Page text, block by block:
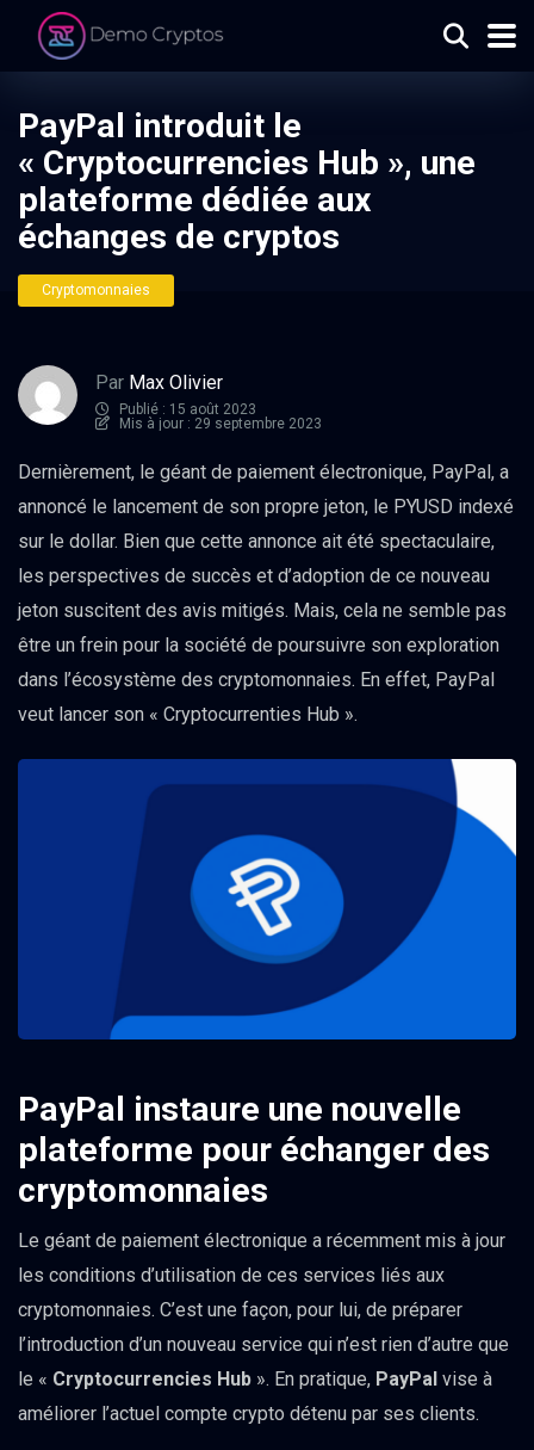
PayPal introduit le
« Cryptocurrencies Hub », une
plateforme dédiée aux
échanges de cryptos
Cryptomonnaies
Par Max Olivier
Publié : 15 août 2023
Mis à jour : 29 septembre 2023
Dernièrement, le géant de paiement électronique, PayPal, a
annoncé le lancement de son propre jeton, le PYUSD indexé
sur le dollar. Bien que cette annonce ait été spectaculaire,
les perspectives de succès et d’adoption de ce nouveau
jeton suscitent des avis mitigés. Mais, cela ne semble pas
être un frein pour la société de poursuivre son exploration
dans l’écosystème des cryptomonnaies. En effet, PayPal
veut lancer son « Cryptocurrenties Hub ».
PayPal instaure une nouvelle
plateforme pour échanger des
cryptomonnaies
Le géant de paiement électronique a récemment mis à jour
les conditions d’utilisation de ces services liés aux
cryptomonnaies. C’est une façon, pour lui, de préparer
l’introduction d’un nouveau service qui n’est rien d’autre que
le « Cryptocurrencies Hub ». En pratique, PayPal vise à
améliorer l’actuel compte crypto détenu par ses clients.